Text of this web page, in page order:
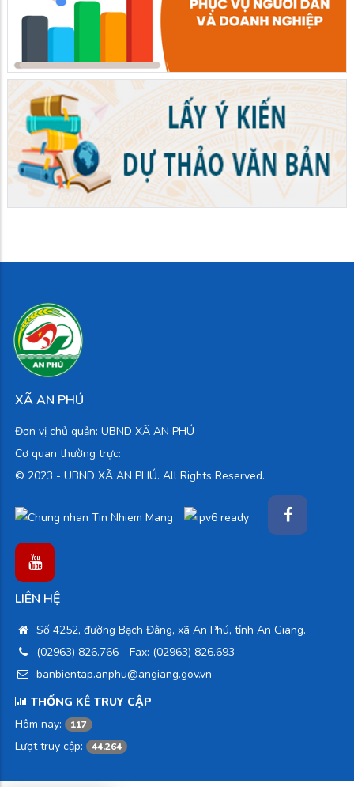
XÃ AN PHÚ
Đơn vị chủ quản: UBND XÃ AN PHÚ
Cơ quan thường trực:
© 2023 - UBND XÃ AN PHÚ. All Rights Reserved.
LIÊN HỆ
Số 4252, đường Bạch Đằng, xã An Phú, tỉnh An Giang.
(02963) 826.766 - Fax: (02963) 826.693
banbientap.anphu@angiang.gov.vn
THỐNG KÊ TRUY CẬP
Hôm nay:
117
Lượt truy cập: 44.264